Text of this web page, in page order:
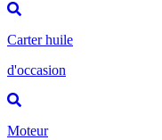
Carter huile
d'occasion
Moteur